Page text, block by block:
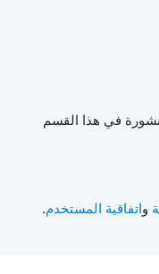
في هذا القسم
واتفاقية المستخدم.